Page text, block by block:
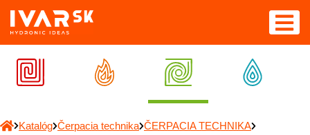
Katalóg Čerpacia technika ČERPACIA TECHNIKA